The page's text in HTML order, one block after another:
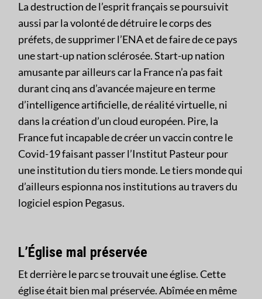
La destruction de l’esprit français se poursuivit
aussi par la volonté de détruire le corps des
préfets, de supprimer l’ENA et de faire de ce pays
une start-up nation sclérosée. Start-up nation
amusante par ailleurs car la France n’a pas fait
durant cinq ans d’avancée majeure en terme
d’intelligence artificielle, de réalité virtuelle, ni
dans la création d’un cloud européen. Pire, la
France fut incapable de créer un vaccin contre le
Covid-19 faisant passer l’Institut Pasteur pour
une institution du tiers monde. Le tiers monde qui
d’ailleurs espionna nos institutions au travers du
logiciel espion Pegasus.
L’Église mal préservée
Et derrière le parc se trouvait une église. Cette
église était bien mal préservée. Abîmée en même